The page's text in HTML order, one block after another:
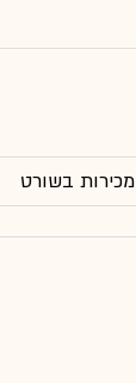
מכירות בשורט